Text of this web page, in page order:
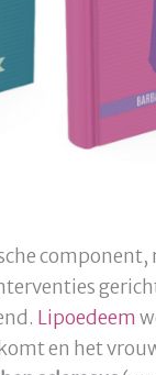
component,
Lipoedeem
en het